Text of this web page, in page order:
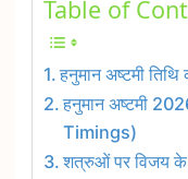
Table of
हनुमान अष्टमी
हनुमान अष्टमी
Timings)
शत्रुओं पर विजय के